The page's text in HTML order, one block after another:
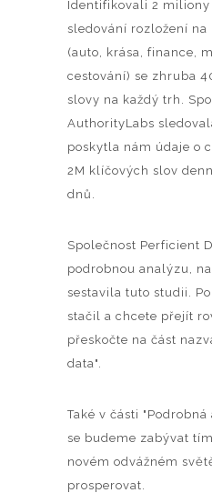
Identifikovali 2 miliony
sledování rozložení
(auto, krása, finance,
cestování) se zhruba
slovy na každý trh.
AuthorityLabs
poskytla nám údaje o
2M klíčových slov
dnů.
Společnost Perficient
podrobnou analýzu,
sestavila tuto studii.
stačil a chcete přejít
přeskočte na část
data".
Také v části
se budeme zabývat
novém odvážném
prosperovat.